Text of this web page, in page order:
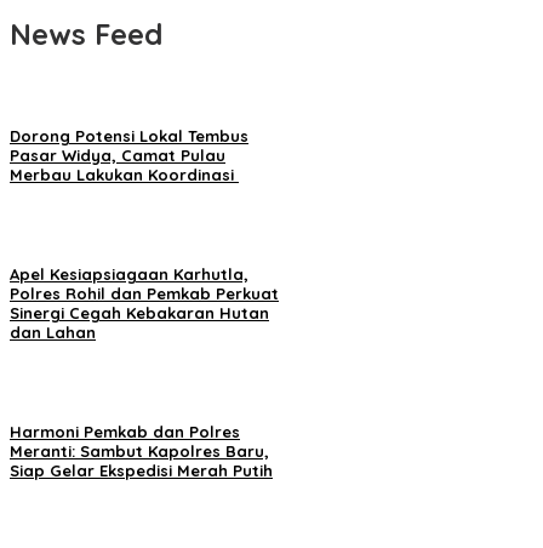
News Feed
Dorong Potensi Lokal Tembus
Pasar Widya, Camat Pulau
Merbau Lakukan Koordinasi
Apel Kesiapsiagaan Karhutla,
Polres Rohil dan Pemkab Perkuat
Sinergi Cegah Kebakaran Hutan
dan Lahan
Harmoni Pemkab dan Polres
Meranti: Sambut Kapolres Baru,
Siap Gelar Ekspedisi Merah Putih